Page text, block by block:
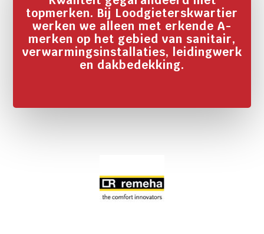
topmerken. Bij Loodgieterskwartier
werken we alleen met erkende A-
merken op het gebied van sanitair,
verwarmingsinstallaties, leidingwerk
en dakbedekking.